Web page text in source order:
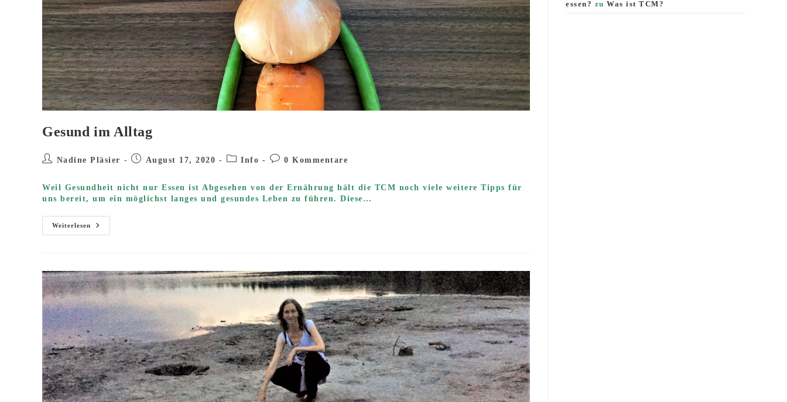
Gesund im Alltag
Beitrags-
Nadine Pläsier
BeitragAugust 17, 2020
Beitrags-
Info
Beitrags-
0 Kommentare
Weil Gesundheit nicht nur Essen ist Abgesehen von der Ernährung hält die TCM noch viele weitere Tipps für
uns bereit, um ein möglichst langes und gesundes Leben zu führen. Diese…
Weiterlesen
Gesund
Im
essen? zu Was ist TCM?